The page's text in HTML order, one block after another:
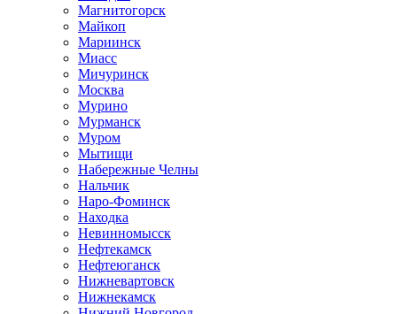
Магнитогорск
Майкоп
Мариинск
Миасс
Мичуринск
Москва
Мурино
Мурманск
Муром
Мытищи
Набережные Челны
Нальчик
Наро-Фоминск
Находка
Невинномысск
Нефтекамск
Нефтеюганск
Нижневартовск
Нижнекамск